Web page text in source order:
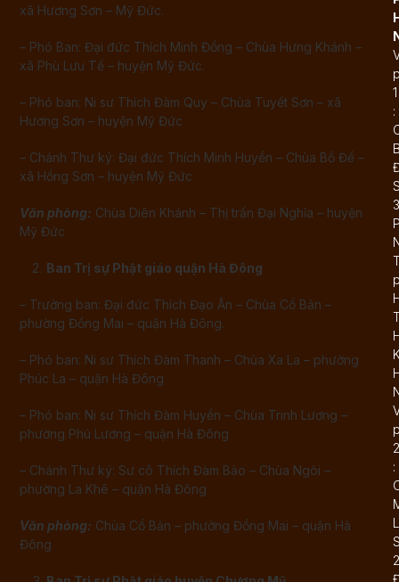
xã Hư­ơng Sơn – Mỹ Đức.
– Phó Ban: Đại đức Thích Minh Đồng – Chùa Hưng Khánh –
xã Phù Lưu Tế – huyện Mỹ Đức.
– Phó ban: Ni sư Thích Đàm Quy – Chùa Tuyết Sơn – xã
Hương Sơn – huyện Mỹ Đức
– Chánh Thư ký: Đại đức Thích Minh Huyền – Chùa Bồ Đề –
xã Hồng Sơn – huyện Mỹ Đức
Văn phòng: Chùa Diên Khánh – Thị trấn Đại Nghĩa – huyện
Mỹ Đức
Ban Trị sự Phật giáo quận Hà Đông
– Trưởng ban: Đại đức Thích Đạo Ân – Chùa Cổ Bản –
phường Đồng Mai – quận Hà Đông.
– Phó ban: Ni sư Thích Đàm Thanh – Chùa Xa La – phường
Phúc La – quận Hà Đông
– Phó ban: Ni sư Thích Đàm Huyền – Chùa Trinh Lương –
phường Phú Lương – quận Hà Đông
– Chánh Thư ký: Sư cô Thích Đàm Bảo – Chùa Ngòi –
phường La Khê – quận Hà Đông
Văn phòng: Chùa Cổ Bản – phường Đồng Mai – quận Hà
Đông
1
:
3
2
:
2